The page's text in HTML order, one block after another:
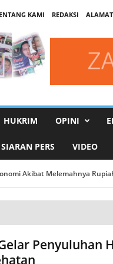
KAMI REDAKSI
HUKRIM OPINI
SIARAN PERS VIDEO
Akibat Melemahnya Rupiah ...
Teringgi...
Penyuluhan